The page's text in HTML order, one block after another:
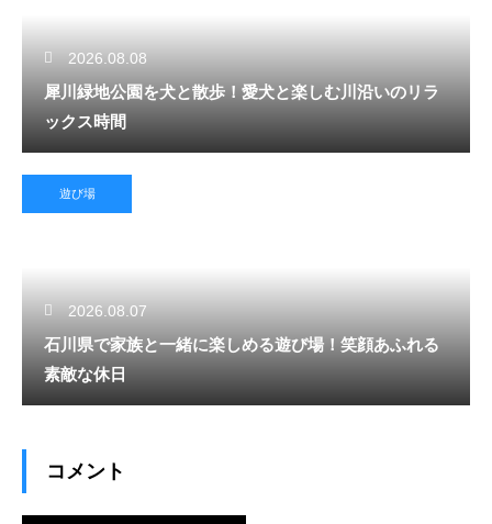
2026.08.08
犀川緑地公園を犬と散歩！愛犬と楽しむ川沿いのリラ
ックス時間
遊び場
2026.08.07
石川県で家族と一緒に楽しめる遊び場！笑顔あふれる
素敵な休日
コメント